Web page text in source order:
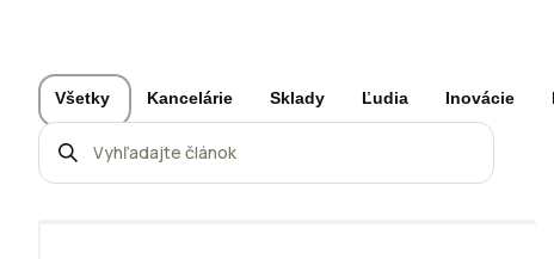
Všetky Kancelárie Sklady Ľudia Inovácie